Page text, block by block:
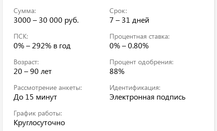
Сумма:
3000 – 30 000 руб.
Срок:
7 – 31 дней
ПСК:
0% – 292% в год
Процентная ставка:
0% – 0.80%
Возраст:
20 – 90 лет
Процент одобрения:
88%
Рассмотрение анкеты:
До 15 минут
Идентификация:
Электронная подпись
График работы:
Круглосуточно